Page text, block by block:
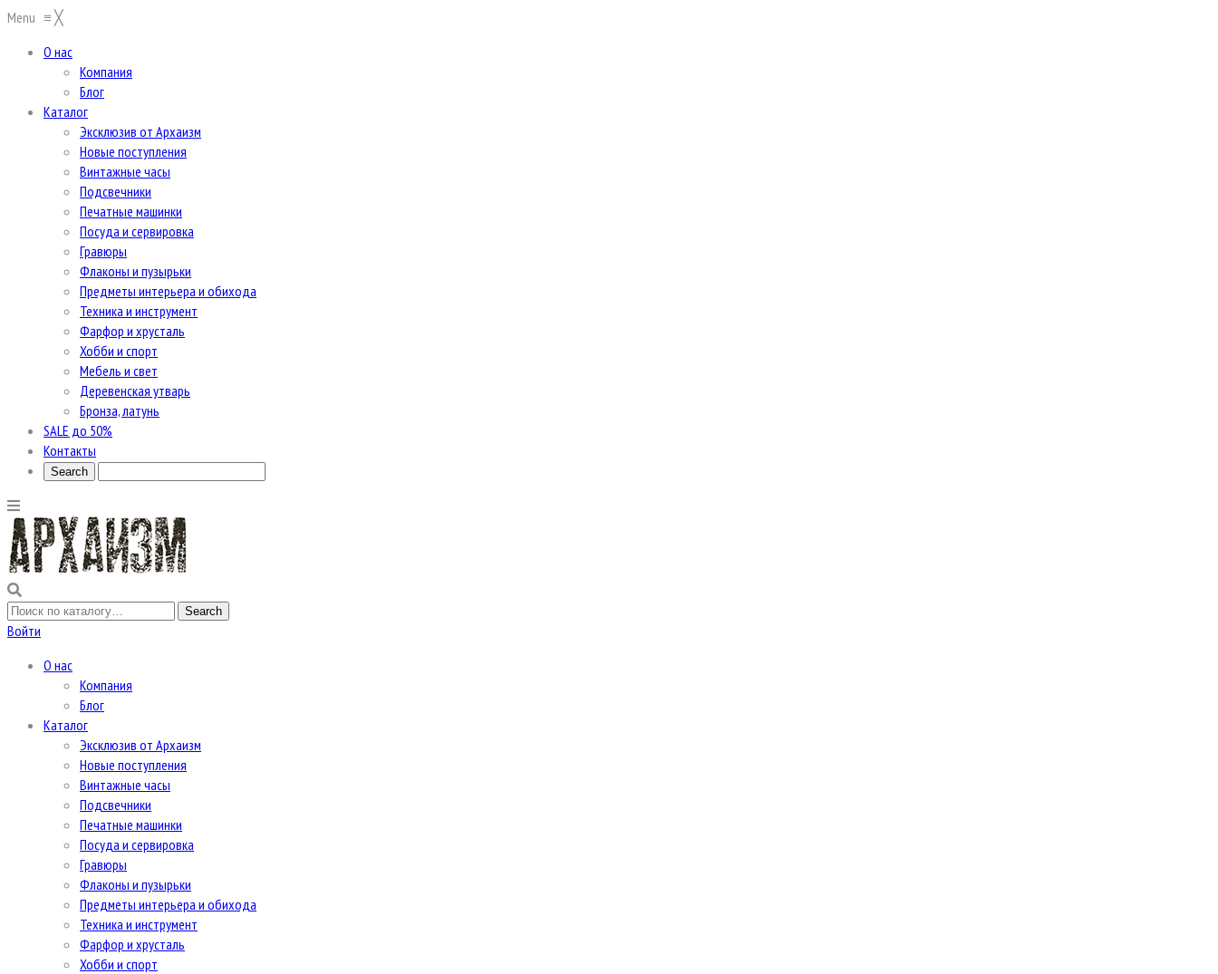
Menu ≡╳
О нас
Компания
Блог
Каталог
Эксклюзив от Архаизм
Новые поступления
Винтажные часы
Подсвечники
Печатные машинки
Посуда и сервировка
Гравюры
Флаконы и пузырьки
Предметы интерьера и обихода
Техника и инструмент
Фарфор и хрусталь
Хобби и спорт
Мебель и свет
Деревенская утварь
Бронза, латунь
SALE до 50%
Контакты
Войти
О нас
Компания
Блог
Каталог
Эксклюзив от Архаизм
Новые поступления
Винтажные часы
Подсвечники
Печатные машинки
Посуда и сервировка
Гравюры
Флаконы и пузырьки
Предметы интерьера и обихода
Техника и инструмент
Фарфор и хрусталь
Хобби и спорт